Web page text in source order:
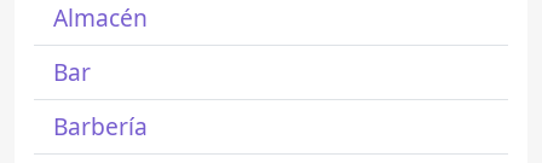
Almacén
Bar
Barbería